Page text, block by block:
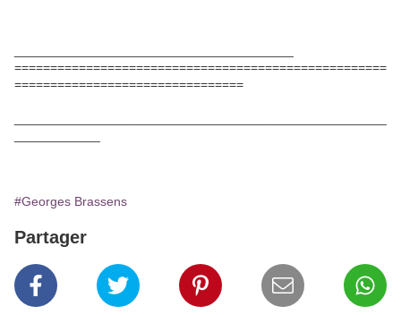
====================================================
================================
#Georges Brassens
Partager